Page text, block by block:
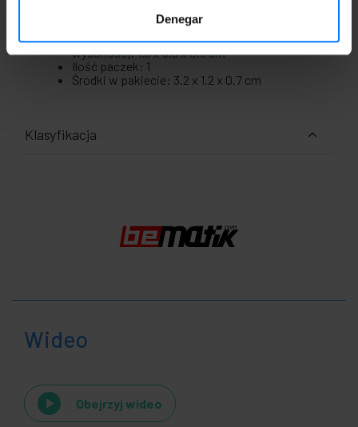
Denegar
Waga brutto: 4 g
Wymiary produktu (szerokość x głębokość x
wysokość): 1.0 x 3.0 x 0.5 cm
Ilość paczek: 1
Środki w pakiecie: 3.2 x 1.2 x 0.7 cm
Klasyfikacja
Wideo
Obejrzyj wideo